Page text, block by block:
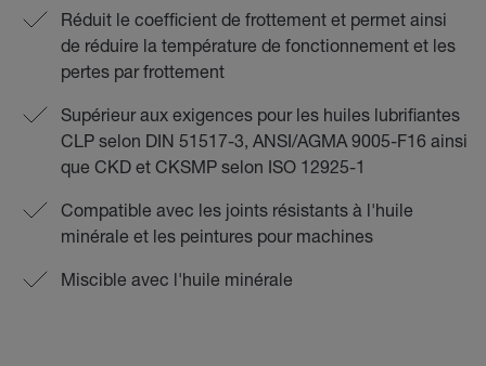
Réduit le coefficient de frottement et permet ainsi
de réduire la température de fonctionnement et les
pertes par frottement
Supérieur aux exigences pour les huiles lubrifiantes
CLP selon DIN 51517-3, ANSI/AGMA 9005-F16 ainsi
que CKD et CKSMP selon ISO 12925-1
Compatible avec les joints résistants à l'huile
minérale et les peintures pour machines
Miscible avec l'huile minérale